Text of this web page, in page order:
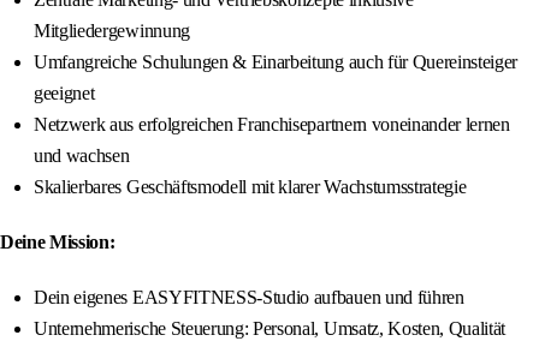
Mitgliedergewinnung
Umfangreiche Schulungen & Einarbeitung auch für Quereinsteiger
geeignet
Netzwerk aus erfolgreichen Franchisepartnern voneinander lernen
und wachsen
Skalierbares Geschäftsmodell mit klarer Wachstumsstrategie
Deine Mission:
Dein eigenes EASYFITNESS-Studio aufbauen und führen
Unternehmerische Steuerung: Personal, Umsatz, Kosten, Qualität